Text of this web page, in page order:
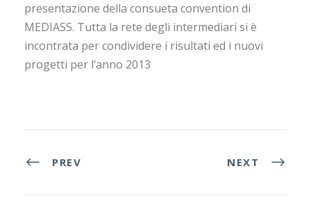
presentazione della consueta convention di
MEDIASS. Tutta la rete degli intermediari si è
incontrata per condividere i risultati ed i nuovi
progetti per l’anno 2013
PREV NEXT